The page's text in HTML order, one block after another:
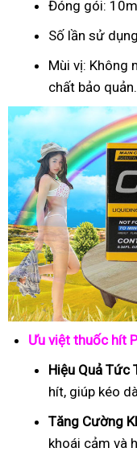
Đóng gói:
Số lần sử
Mùi vị: Không
chất bảo quản.
Ưu việt thuốc hít
Hiệu Quả Tức
hít, giúp kéo
Tăng Cường
khoái cảm và